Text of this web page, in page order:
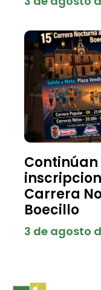
Carrera
Boecillo
3 de agosto